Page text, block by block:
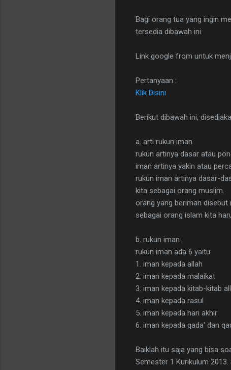
Bagi orang tua yang ingin
tersedia dibawah ini.
Link google from untuk
Pertanyaan :
Klik Disini
Berikut dibawah ini,
a. arti rukun iman
rukun artinya dasar atau
iman artinya yakin atau
rukun iman artinya dasar-
kita sebagai orang muslim.
orang yang beriman disebut
sebagai orang islam kita
b. rukun iman
rukun iman ada 6 yaitu:
1. iman kepada allah
2. iman kepada malaikat
3. iman kepada kitab-kitab
4. iman kepada rasul
5. iman kepada hari akhir
6. iman kepada qada' dan
Baiklah itu saja yang bisa
Semester 1 Kurikulum